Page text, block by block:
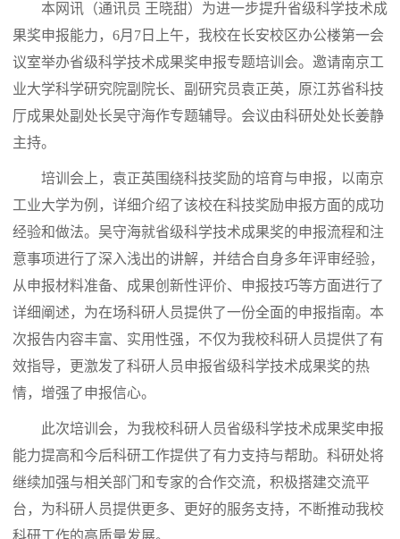
本网讯 （通讯员 王晓甜） 为进一步提升省级科学技术成
果奖申报能力，6月7日上午，我校在长安校区办公楼第一会
议室举办省级科学技术成果奖申报专题培训会。邀请南京工
业大学科学研究院副院长、副研究员袁正英，原江苏省科技
厅成果处副处长吴守海作专题辅导。会议由科研处处长姜静
主持。
培训会上，袁正英围绕科技奖励的培育与申报，以南京
工业大学为例，详细介绍了该校在科技奖励申报方面的成功
经验和做法。吴守海就省级科学技术成果奖的申报流程和注
意事项进行了深入浅出的讲解，并结合自身多年评审经验，
从申报材料准备、成果创新性评价、申报技巧等方面进行了
详细阐述，为在场科研人员提供了一份全面的申报指南。本
次报告内容丰富、实用性强，不仅为我校科研人员提供了有
效指导，更激发了科研人员申报省级科学技术成果奖的热
情，增强了申报信心。
此次培训会，为我校科研人员省级科学技术成果奖申报
能力提高和今后科研工作提供了有力支持与帮助。科研处将
继续加强与相关部门和专家的合作交流，积极搭建交流平
台，为科研人员提供更多、更好的服务支持，不断推动我校
科研工作的高质量发展。